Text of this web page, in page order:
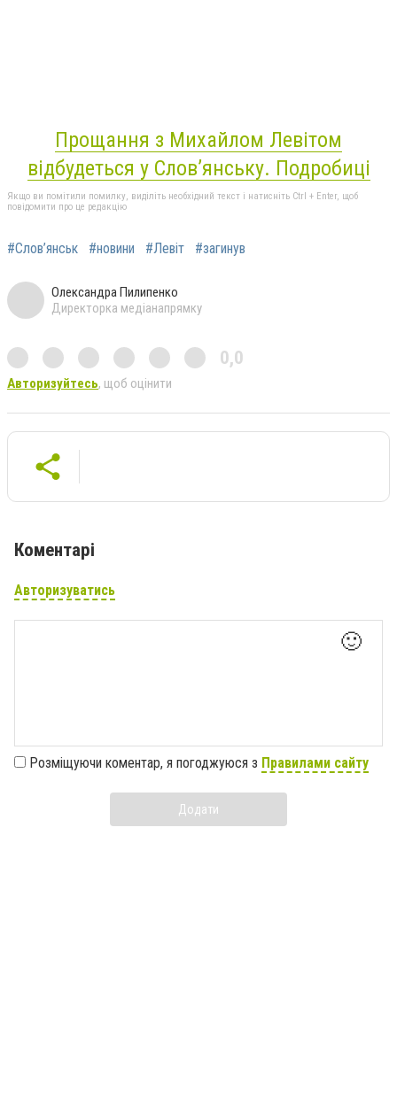
Прощання з Михайлом Левітом
відбудеться у Слов’янську. Подробиці
Якщо ви помітили помилку, виділіть необхідний текст і натисніть Ctrl + Enter, щоб
повідомити про це редакцію
#Слов’янськ #новини #Левіт #загинув
Олександра Пилипенко
Директорка медіанапрямку
0,0
Авторизуйтесь, щоб оцінити
Коментарі
Авторизуватись
🙂
Розміщуючи коментар, я погоджуюся з Правилами сайту
Додати